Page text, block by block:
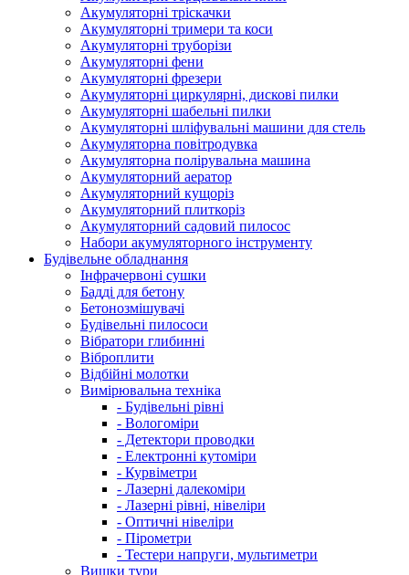
Акумуляторні тріскачки
Акумуляторні тримери та коси
Акумуляторні труборізи
Акумуляторні фени
Акумуляторні фрезери
Акумуляторні циркулярні, дискові пилки
Акумуляторні шабельні пилки
Акумуляторні шліфувальні машини для стель
Акумуляторна повітродувка
Акумуляторна полірувальна машина
Акумуляторний аератор
Акумуляторний кущоріз
Акумуляторний плиткоріз
Акумуляторний садовий пилосос
Набори акумуляторного інструменту
Будівельне обладнання
Інфрачервоні сушки
Бадді для бетону
Бетонозмішувачі
Будівельні пилососи
Вібратори глибинні
Віброплити
Відбійні молотки
Вимірювальна техніка
- Будівельні рівні
- Вологоміри
- Детектори проводки
- Електронні кутоміри
- Курвіметри
- Лазерні далекоміри
- Лазерні рівні, нівеліри
- Оптичні нівеліри
- Пірометри
- Тестери напруги, мультиметри
Вишки тури